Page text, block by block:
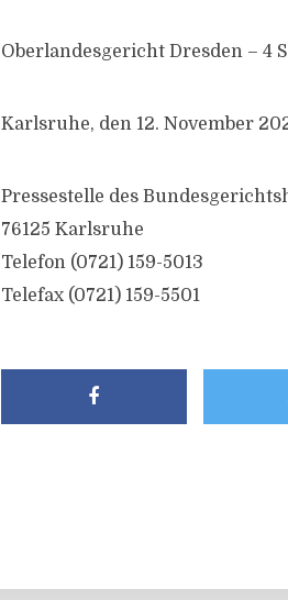
Oberlandesgericht Dresden – 4
Karlsruhe, den 12. November
Pressestelle des
76125 Karlsruhe
Telefon (0721) 159-5013
Telefax (0721) 159-5501